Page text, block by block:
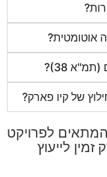
אוטומטית?
38)?
של קיו פארק?
לפרויקט
לייעוץ